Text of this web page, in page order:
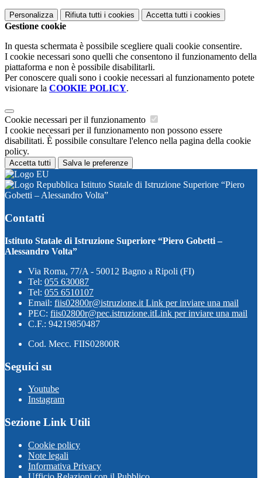
Personalizza Rifiuta tutti i cookies Accetta tutti i cookies
Gestione cookie
In questa schermata è possibile scegliere quali cookie consentire.
I cookie necessari sono quelli che consentono il funzionamento della
piattaforma e non è possibile disabilitarli.
Per conoscere quali sono i cookie necessari al funzionamento potete
visionare la COOKIE POLICY.
Cookie necessari per il funzionamento
I cookie necessari per il funzionamento non possono essere
disabilitati. È possibile consultare l'elenco nella pagina della cookie
policy.
Accetta tutti Salva le preferenze
Istituto Statale di Istruzione Superiore “Piero
Gobetti – Alessandro Volta”
Contatti
Istituto Statale di Istruzione Superiore “Piero Gobetti –
Alessandro Volta”
Via Roma, 77/A - 50012 Bagno a Ripoli (FI)
Tel: 055 630087
Tel: 055 6510107
Email: fiis02800r@istruzione.it Link per inviare una mail
PEC: fiis02800r@pec.istruzione.itLink per inviare una mail
C.F.: 94219850487
Cod. Mecc. FIIS02800R
Seguici su
Youtube
Instagram
Sezione Link Utili
Cookie policy
Note legali
Informativa Privacy